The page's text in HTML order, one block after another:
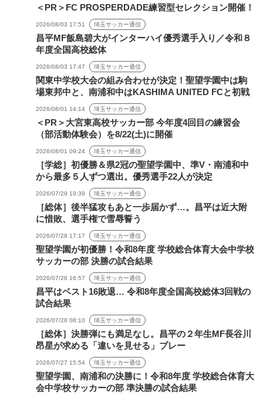
＜PR＞FC PROSPERDADE練習型セレクション開催！
2026/08/03 17:51 埼玉サッカー通信
昌平MF飯島碧大がインターハイ優秀選手入り／令和８
年度全国高校総体
2026/08/03 17:47 埼玉サッカー通信
関東中学校大会の組み合わせが決定！聖望学園中は駒
場東邦中と、南浦和中はKASHIMA UNITED FCと初戦
2026/08/01 14:14 埼玉サッカー通信
＜PR＞大宮東高校サッカー部 今年度4回目の練習会
（部活動体験会）を8/22(土)に開催
2026/08/01 09:24 埼玉サッカー通信
［学総］初優勝＆県2冠の聖望学園中、準V・南浦和中
から最多５人ずつ選出。優秀選手22人が決定
2026/07/29 19:39 埼玉サッカー通信
［総体］後半猛攻もあと一歩届かず…。昌平は近大附
に惜敗、選手権で雪辱誓う
2026/07/28 17:17 埼玉サッカー通信
聖望学園が初優勝！令和8年度 学校総合体育大会中学校
サッカーの部 決勝の試合結果
2026/07/28 16:57 埼玉サッカー通信
昌平はベスト16敗退… 令和8年度全国高校総体3回戦の
試合結果
2026/07/28 08:10 埼玉サッカー通信
［総体］決勝弾にも満足なし。昌平の２年生MF長谷川
昂星が求める「違いを見せる」プレー
2026/07/27 15:54 埼玉サッカー通信
聖望学園、南浦和の決勝に！令和8年度 学校総合体育大
会中学校サッカーの部 準決勝の試合結果